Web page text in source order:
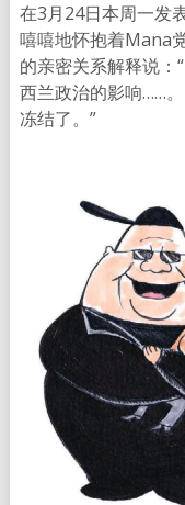
在3月24日本周一发
嘻嘻地怀抱着Mana
的亲密关系解释说
西兰政治的影响……
冻结了。”